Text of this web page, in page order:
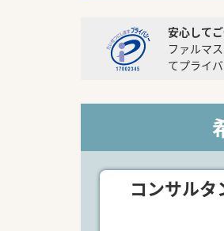
安心して
ファルマ
てプライ
コンサル